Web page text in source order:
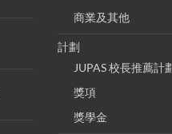
商業及其他
計劃
JUPAS 校長推薦計
獎項
獎學金